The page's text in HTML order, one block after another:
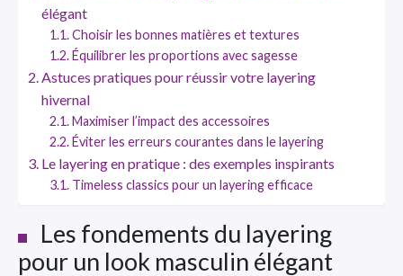
élégant
Choisir les bonnes matières et textures
Équilibrer les proportions avec sagesse
Astuces pratiques pour réussir votre layering
hivernal
Maximiser l’impact des accessoires
Éviter les erreurs courantes dans le layering
Le layering en pratique : des exemples inspirants
Timeless classics pour un layering efficace
Les fondements du layering
pour un look masculin élégant